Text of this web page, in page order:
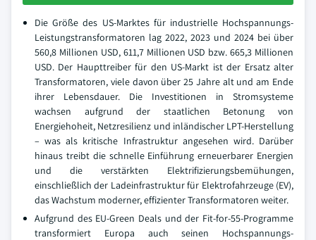
Die Größe des US-Marktes für industrielle Hochspannungs-
Leistungstransformatoren lag 2022, 2023 und 2024 bei über
560,8 Millionen USD, 611,7 Millionen USD bzw. 665,3 Millionen
USD. Der Haupttreiber für den US-Markt ist der Ersatz alter
Transformatoren, viele davon über 25 Jahre alt und am Ende
ihrer Lebensdauer. Die Investitionen in Stromsysteme
wachsen aufgrund der staatlichen Betonung von
Energiehoheit, Netzresilienz und inländischer LPT-Herstellung
– was als kritische Infrastruktur angesehen wird. Darüber
hinaus treibt die schnelle Einführung erneuerbarer Energien
und die verstärkten Elektrifizierungsbemühungen,
einschließlich der Ladeinfrastruktur für Elektrofahrzeuge (EV),
das Wachstum moderner, effizienter Transformatoren weiter.
Aufgrund des EU-Green Deals und der Fit-for-55-Programme
transformiert Europa auch seinen Hochspannungs-